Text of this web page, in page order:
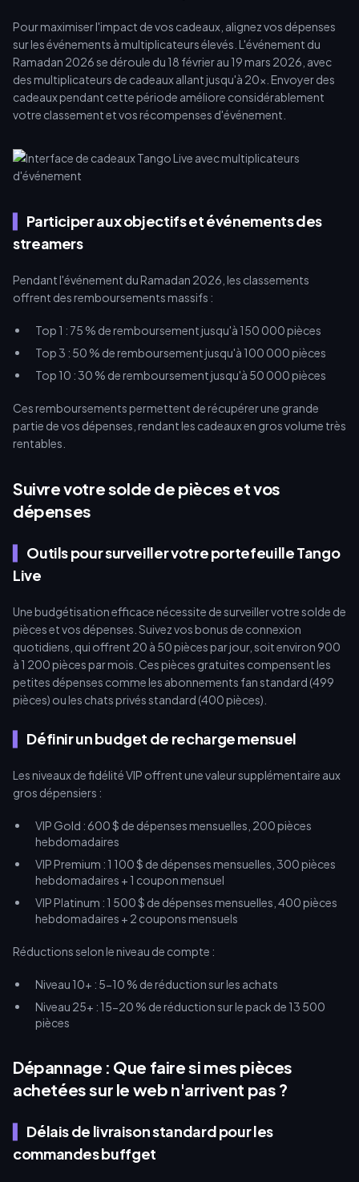
Pour maximiser l'impact de vos cadeaux, alignez vos dépenses
sur les événements à multiplicateurs élevés. L'événement du
Ramadan 2026 se déroule du 18 février au 19 mars 2026, avec
des multiplicateurs de cadeaux allant jusqu'à 20x. Envoyer des
cadeaux pendant cette période améliore considérablement
votre classement et vos récompenses d'événement.
Participer aux objectifs et événements des
streamers
Pendant l'événement du Ramadan 2026, les classements
offrent des remboursements massifs :
Top 1 : 75 % de remboursement jusqu'à 150 000 pièces
Top 3 : 50 % de remboursement jusqu'à 100 000 pièces
Top 10 : 30 % de remboursement jusqu'à 50 000 pièces
Ces remboursements permettent de récupérer une grande
partie de vos dépenses, rendant les cadeaux en gros volume très
rentables.
Suivre votre solde de pièces et vos
dépenses
Outils pour surveiller votre portefeuille Tango
Live
Une budgétisation efficace nécessite de surveiller votre solde de
pièces et vos dépenses. Suivez vos bonus de connexion
quotidiens, qui offrent 20 à 50 pièces par jour, soit environ 900
à 1 200 pièces par mois. Ces pièces gratuites compensent les
petites dépenses comme les abonnements fan standard (499
pièces) ou les chats privés standard (400 pièces).
Définir un budget de recharge mensuel
Les niveaux de fidélité VIP offrent une valeur supplémentaire aux
gros dépensiers :
VIP Gold : 600 $ de dépenses mensuelles, 200 pièces
hebdomadaires
VIP Premium : 1 100 $ de dépenses mensuelles, 300 pièces
hebdomadaires + 1 coupon mensuel
VIP Platinum : 1 500 $ de dépenses mensuelles, 400 pièces
hebdomadaires + 2 coupons mensuels
Réductions selon le niveau de compte :
Niveau 10+ : 5-10 % de réduction sur les achats
Niveau 25+ : 15-20 % de réduction sur le pack de 13 500
pièces
Dépannage : Que faire si mes pièces
achetées sur le web n'arrivent pas ?
Délais de livraison standard pour les
commandes buffget